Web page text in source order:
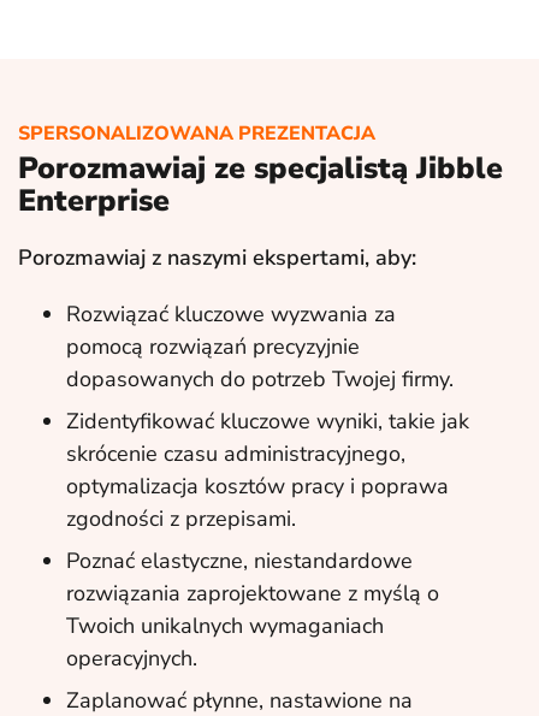
SPERSONALIZOWANA PREZENTACJA
Porozmawiaj ze specjalistą Jibble
Enterprise
Porozmawiaj z naszymi ekspertami, aby:
Rozwiązać kluczowe wyzwania za
pomocą rozwiązań precyzyjnie
dopasowanych do potrzeb Twojej firmy.
Zidentyfikować kluczowe wyniki, takie jak
skrócenie czasu administracyjnego,
optymalizacja kosztów pracy i poprawa
zgodności z przepisami.
Poznać elastyczne, niestandardowe
rozwiązania zaprojektowane z myślą o
Twoich unikalnych wymaganiach
operacyjnych.
Zaplanować płynne, nastawione na